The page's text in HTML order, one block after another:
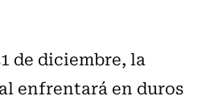
de diciembre, la
enfrentará en duros